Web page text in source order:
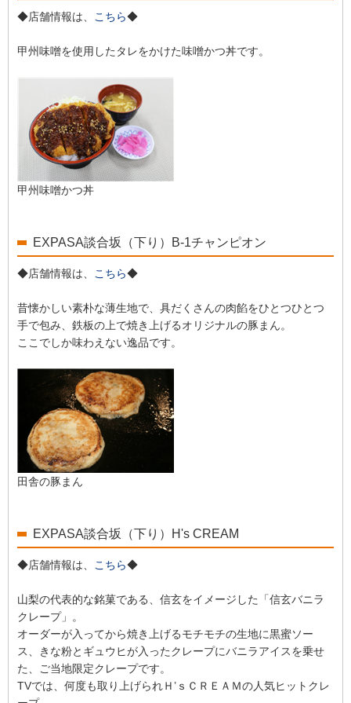
◆店舗情報は、 こちら◆
甲州味噌を使用したタレをかけた味噌かつ丼です。
甲州味噌かつ丼
EXPASA談合坂（下り）B-1チャンピオン
◆店舗情報は、 こちら◆
昔懐かしい素朴な薄生地で、具だくさんの肉餡をひとつひとつ
手で包み、鉄板の上で焼き上げるオリジナルの豚まん。
ここでしか味わえない逸品です。
田舎の豚まん
EXPASA談合坂（下り）H's CREAM
◆店舗情報は、 こちら◆
山梨の代表的な銘菓である、信玄をイメージした「信玄バニラ
クレープ」。
オーダーが入ってから焼き上げるモチモチの生地に黒蜜ソー
ス、きな粉とギュウヒが入ったクレープにバニラアイスを乗せ
た、ご当地限定クレープです。
TVでは、何度も取り上げられＨ’ｓＣＲＥＡＭの人気ヒットクレ